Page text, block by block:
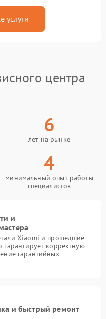
услуги
центра
6
лет на рынке
4
минимальный опыт работы
специалистов
и
Xiaomi и прошедшие
гарантирует корректную
гарантийных
и быстрый ремонт